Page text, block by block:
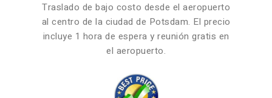
Traslado de bajo costo desde el aeropuerto
al centro de la ciudad de Potsdam. El precio
incluye 1 hora de espera y reunión gratis en
el aeropuerto.